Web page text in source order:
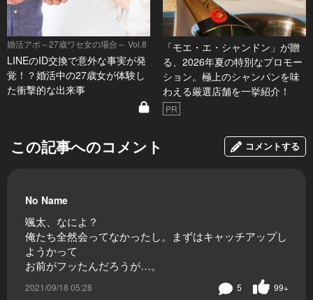
婚活アポ～27歳ワセ女の場合～ Vol.8
LINEのID交換で意外な事実が発
覚！？婚活中の27歳女が体験し
た衝撃的な出来事
「モエ・エ・シャンドン」が贈
る、2026年夏の特別なプロモー
ション。極上のシャンパンを味
わえる厳選店舗を一挙紹介！
PR
この記事へのコメント コメントする
No Name
颯太、なによ？
俺たち全然会ってなかったし。まずはキャッチアップし
ようかって
お前がフッたんだろうが…。
2021/09/18 05:28 99+
5